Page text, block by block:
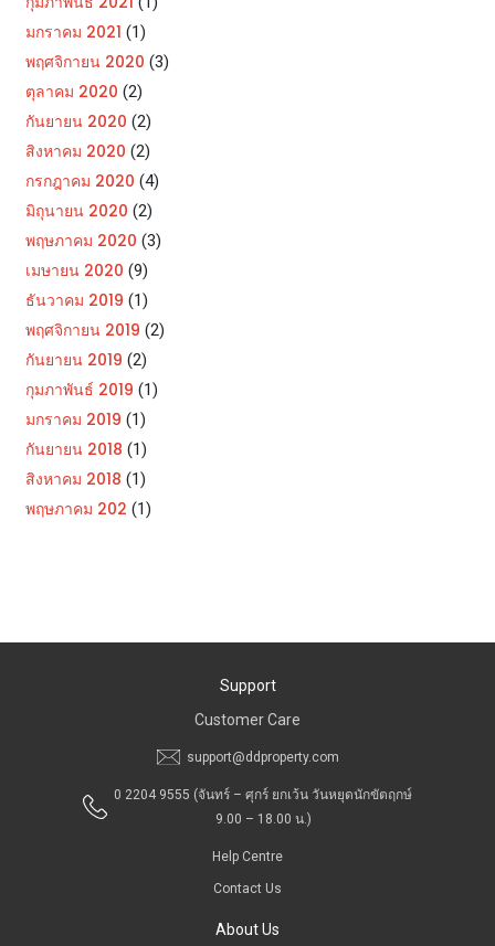
มกราคม 2021 (1)
พฤศจิกายน 2020 (3)
ตุลาคม 2020 (2)
กันยายน 2020 (2)
สิงหาคม 2020 (2)
กรกฎาคม 2020 (4)
มิถุนายน 2020 (2)
พฤษภาคม 2020 (3)
เมษายน 2020 (9)
ธันวาคม 2019 (1)
พฤศจิกายน 2019 (2)
กันยายน 2019 (2)
กุมภาพันธ์ 2019 (1)
มกราคม 2019 (1)
กันยายน 2018 (1)
สิงหาคม 2018 (1)
พฤษภาคม 202 (1)
Support
Customer Care
support@ddproperty.com
0 2204 9555 (จันทร์ – ศุกร์ ยกเว้น วันหยุดนักขัตฤกษ์
9.00 – 18.00 น.)
Help Centre
Contact Us
About Us